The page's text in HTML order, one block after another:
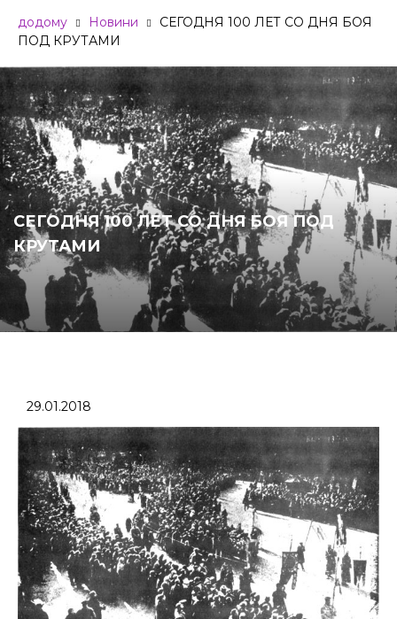
додому Новини
СЕГОДНЯ 100 ЛЕТ СО ДНЯ БОЯ
ПОД КРУТАМИ
СЕГОДНЯ 100 ЛЕТ СО ДНЯ БОЯ ПОД
КРУТАМИ
29.01.2018